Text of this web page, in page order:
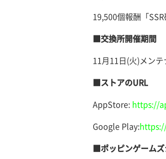
19,500個報酬「SSR
■交換所開催期間
11月11日(火)メン
■ストアのURL
AppStore: https://
Google Play:
■ポッピンゲーム